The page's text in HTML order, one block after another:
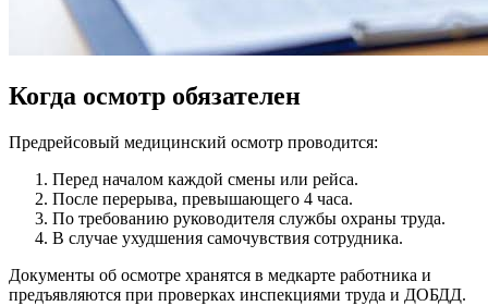
Когда осмотр обязателен
Предрейсовый медицинский осмотр проводится:
Перед началом каждой смены или рейса.
После перерыва, превышающего 4 часа.
По требованию руководителя службы охраны труда.
В случае ухудшения самочувствия сотрудника.
Документы об осмотре хранятся в медкарте работника и
предъявляются при проверках инспекциями труда и ДОБДД.